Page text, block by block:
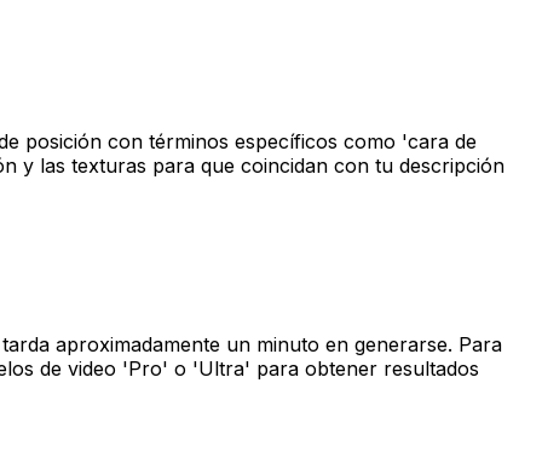
posición con términos específicos como 'cara de
y las texturas para que coincidan con tu descripción
aproximadamente un minuto en generarse. Para
de video 'Pro' o 'Ultra' para obtener resultados